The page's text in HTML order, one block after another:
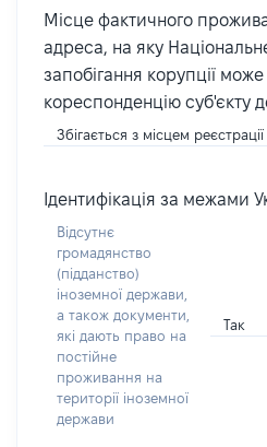
Місце фактичного
адреса, на яку
запобігання корупції
кореспонденцію суб'єкту
Збігається з місцем реєстрації
Ідентифікація за межами
Відсутнє
громадянство
(підданство)
іноземної держави,
а також документи,
які дають право на
постійне
проживання на
території іноземної
держави
Так